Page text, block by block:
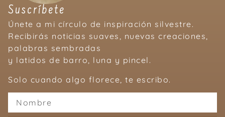
Suscríbete
Únete a mi círculo de inspiración silvestre.
Recibirás noticias suaves, nuevas creaciones,
palabras sembradas
y latidos de barro, luna y pincel.
Solo cuando algo florece, te escribo.